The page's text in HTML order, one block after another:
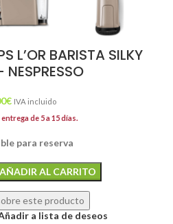
L’OR BARISTA SILKY
NESPRESSO
€ IVA incluido
de 5 a 15 días.
para reserva
AÑADIR AL CARRITO
este producto
a lista de deseos